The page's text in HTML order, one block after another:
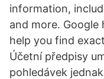
information,
and more. Google
help you find
Účetní předpisy
pohledávek